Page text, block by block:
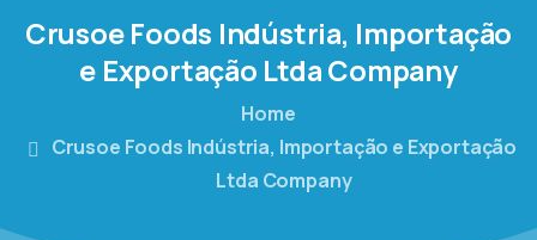
Crusoe Foods Indústria, Importação
e Exportação LtdaCompany
Home
Crusoe Foods Indústria, Importação e Exportação
Ltda Company